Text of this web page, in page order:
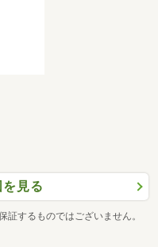
見る
するものではございません。